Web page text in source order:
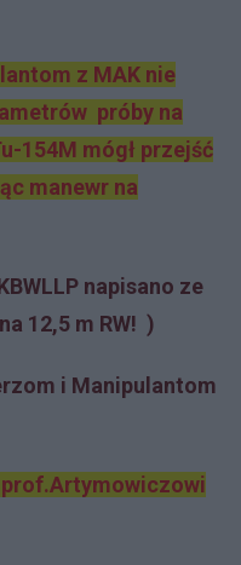
z MAK nie
próby na
154M mógł przejść
manewr na
napisano ze
12,5 m RW! )
i Manipulantom